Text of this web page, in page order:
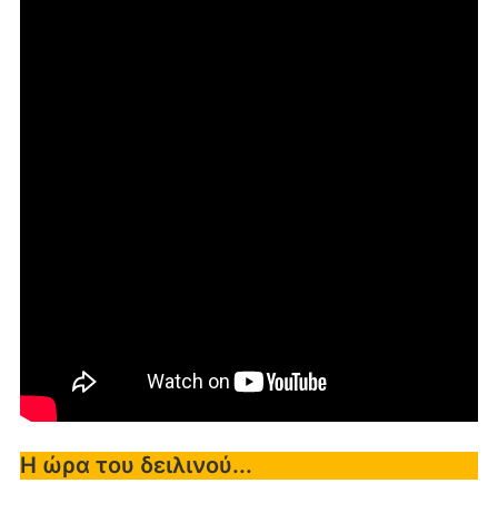
Η ώρα του δειλινού...